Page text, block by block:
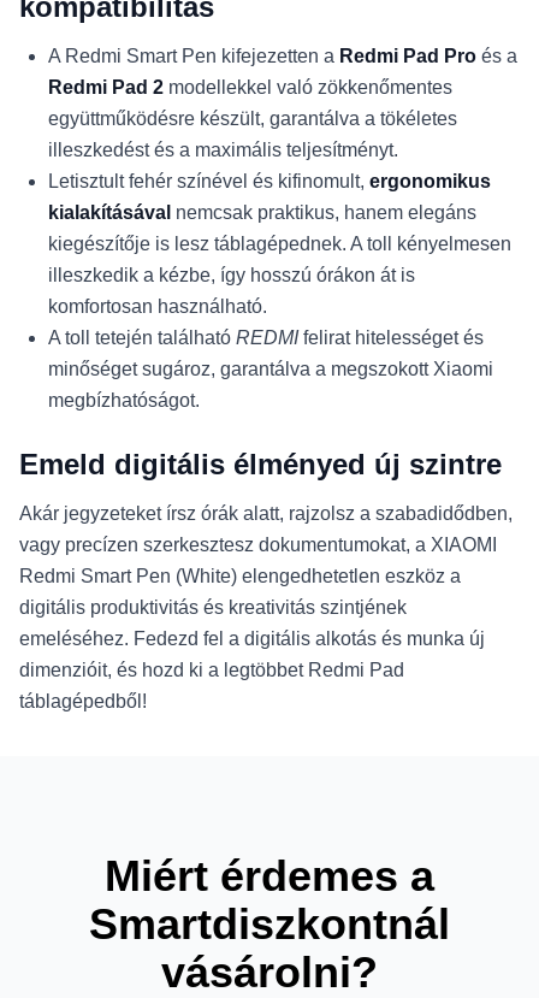
kompatibilitás
A Redmi Smart Pen kifejezetten a Redmi Pad Pro és a
Redmi Pad 2 modellekkel való zökkenőmentes
együttműködésre készült, garantálva a tökéletes
illeszkedést és a maximális teljesítményt.
Letisztult fehér színével és kifinomult, ergonomikus
kialakításával nemcsak praktikus, hanem elegáns
kiegészítője is lesz táblagépednek. A toll kényelmesen
illeszkedik a kézbe, így hosszú órákon át is
komfortosan használható.
A toll tetején található REDMIfelirat hitelességet és
minőséget sugároz, garantálva a megszokott Xiaomi
megbízhatóságot.
Emeld digitális élményed új szintre
Akár jegyzeteket írsz órák alatt, rajzolsz a szabadidődben,
vagy precízen szerkesztesz dokumentumokat, a XIAOMI
Redmi Smart Pen (White) elengedhetetlen eszköz a
digitális produktivitás és kreativitás szintjének
emeléséhez. Fedezd fel a digitális alkotás és munka új
dimenzióit, és hozd ki a legtöbbet Redmi Pad
táblagépedből!
Miért érdemes a
Smartdiszkontnál
vásárolni?